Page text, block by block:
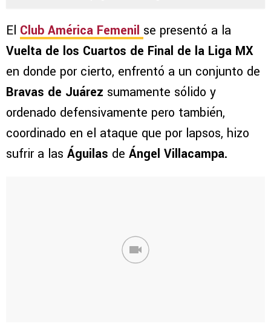
El Club América Femenil se presentó a la
Vuelta de los Cuartos de Final de la Liga MX
en donde por cierto, enfrentó a un conjunto de
Bravas de Juárez sumamente sólido y
ordenado defensivamente pero también,
coordinado en el ataque que por lapsos, hizo
sufrir a las Águilas de Ángel Villacampa.